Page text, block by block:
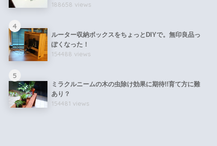
188658 views
4
ルーター収納ボックスをちょっとDIYで。無印良品っ
ぽくなった！
154488 views
5
ミラクルニームの木の虫除け効果に期待!!育て方に難
あり？
154481 views